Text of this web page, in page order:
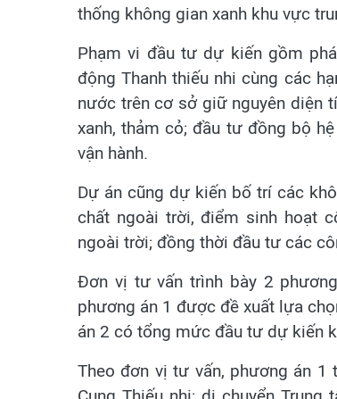
thống không gian xanh khu vực
Phạm vi đầu tư dự kiến gồm
động Thanh thiếu nhi cùng các
nước trên cơ sở giữ nguyên diện
xanh, thảm cỏ; đầu tư đồng bộ
vận hành.
Dự án cũng dự kiến bố trí các
chất ngoài trời, điểm sinh hoạt
ngoài trời; đồng thời đầu tư các
Đơn vị tư vấn trình bày 2
phương án 1 được đề xuất lựa
án 2 có tổng mức đầu tư dự kiến
Theo đơn vị tư vấn, phương án